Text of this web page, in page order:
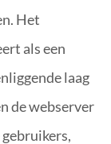
Het
als een
laag
de webserver
gebruikers,